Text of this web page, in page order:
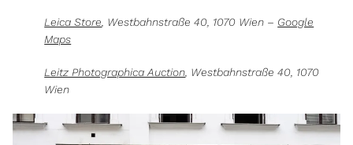
Leica Store , Westbahnstraße 40, 1070 Wien – Google
Maps
Leitz Photographica Auction , Westbahnstraße 40, 1070
Wien